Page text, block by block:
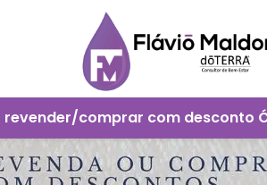
revender/comprar com desconto